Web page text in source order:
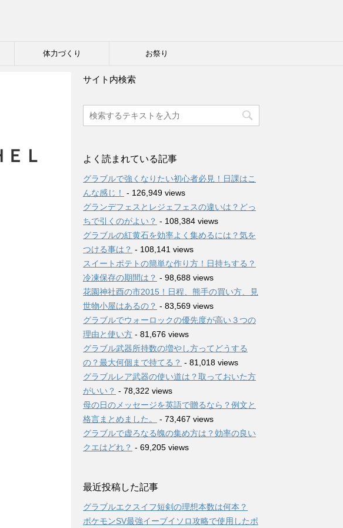
体力づくり お祭り
Ｌ
サイト内検索
よく読まれている記事
グラブルで強くなりたい初心者必見！日課はこ
んな感じ！
- 126,949 views
グランデフェスとレジェフェスの違いは？どっ
ちで引くのがよい？ - 108,384 views
グラブルの紅黄石を効率よく集めるには？気を
つける事は？ - 108,141 views
スイートポテトの簡単な作り方！日持ちする？
冷凍保存の期間は？ - 98,688 views
花園神社酉の市2015！日程、熊手の買い方、見
世物小屋はあるの？ - 83,569 views
グラブルでウォーロックの優先度が高い３つの
理由と使い方 - 81,676 views
グラブル武器所持数の増やし方ってどうする
の？最大何個まで持てる？ - 81,018 views
グラブルレア武器の使い道は？取っておいた方
がいい？ - 78,322 views
母の日のメッセージを英語で贈るなら？例文と
格言まとめました。
- 73,467 views
グラブルで虚ろなる魄の集め方は？効率の良い
クエはどれ？ - 69,205 views
最近投稿した記事
グラブルエクスイフ短剣の理想本数は何本？
ポケモンSV最強イーブイソロ攻略で使用したポ